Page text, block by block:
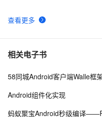
查看更多
相关电子书
58同城Android客户端Walle框
Android组件化实现
蚂蚁聚宝Android秒级编译